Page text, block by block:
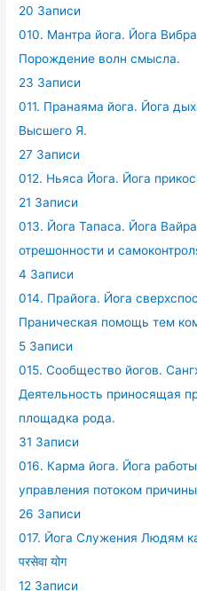
20 Записи
010. Мантра йога. Йога
Порождение волн смысла.
23 Записи
011. Пранаяма йога. Йога
Высшего Я.
27 Записи
012. Ньяса Йога. Йога
21 Записи
013. Йога Тапаса. Йога
отрешонности и
4 Записи
014. Прайога. Йога
Праническая помощь тем
5 Записи
015. Сообщество йогов.
Деятельность приносящая
площадка рода.
31 Записи
016. Карма йога. Йога
управления потоком
26 Записи
017. Йога Служения Людям
परसेवा योग
12 Записи